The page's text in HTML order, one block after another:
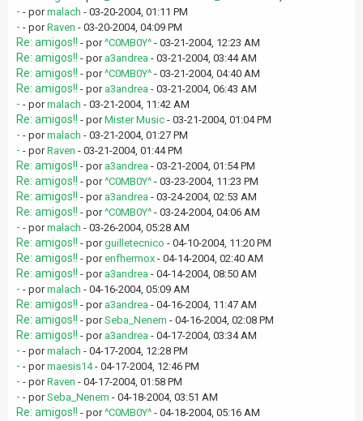
- - pormalach - 03-20-2004, 01:11 PM
- - porRaven - 03-20-2004, 04:09 PM
Re: amigos!! - por^C0MB0Y^ - 03-21-2004, 12:23 AM
Re: amigos!! - por a3andrea - 03-21-2004, 03:44 AM
Re: amigos!! - por^C0MB0Y^ - 03-21-2004, 04:40 AM
Re: amigos!! - por a3andrea - 03-21-2004, 06:43 AM
- - pormalach - 03-21-2004, 11:42 AM
Re: amigos!! - porMister Music - 03-21-2004, 01:04 PM
- - pormalach - 03-21-2004, 01:27 PM
- - porRaven - 03-21-2004, 01:44 PM
Re: amigos!! - por a3andrea - 03-21-2004, 01:54 PM
Re: amigos!! - por^C0MB0Y^ - 03-23-2004, 11:23 PM
Re: amigos!! - por a3andrea - 03-24-2004, 02:53 AM
Re: amigos!! - por^C0MB0Y^ - 03-24-2004, 04:06 AM
- - pormalach - 03-26-2004, 05:28 AM
Re: amigos!! - porguilletecnico - 04-10-2004, 11:20 PM
Re: amigos!! - porenfhermox - 04-14-2004, 02:40 AM
Re: amigos!! - por a3andrea - 04-14-2004, 08:50 AM
- - pormalach - 04-16-2004, 05:09 AM
Re: amigos!! - por a3andrea - 04-16-2004, 11:47 AM
Re: amigos!! - porSeba_Nenem - 04-16-2004, 02:08 PM
Re: amigos!! - por a3andrea - 04-17-2004, 03:34 AM
- - pormalach - 04-17-2004, 12:28 PM
- - pormaesis14- 04-17-2004, 12:46 PM
- - porRaven - 04-17-2004, 01:58 PM
- - porSeba_Nenem - 04-18-2004, 03:51 AM
Re: amigos!! - por^C0MB0Y^ - 04-18-2004, 05:16 AM